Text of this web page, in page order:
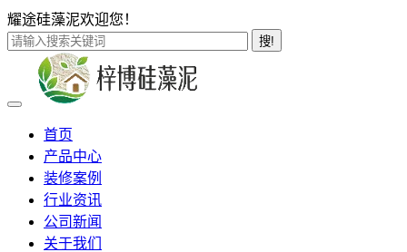
耀途硅藻泥欢迎您！
搜!
首页
产品中心
装修案例
行业资讯
公司新闻
关于我们